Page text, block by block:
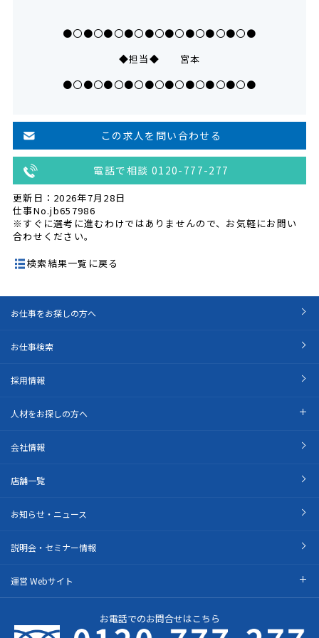
●〇●〇●〇●〇●〇●〇●〇●〇●〇●
◆担当◆ 宮本
●〇●〇●〇●〇●〇●〇●〇●〇●〇●
この求人を問い合わせる
電話で相談 0120-777-277
更新日：2026年7月28日
仕事No.jb657986
※すぐに選考に進むわけではありませんので、お気軽にお問い
合わせください。
検索結果一覧に戻る
お仕事をお探しの方へ
お仕事検索
採用情報
人材をお探しの方へ
会社情報
店舗一覧
お知らせ・ニュース
説明会・セミナー情報
運営 Webサイト
お電話でのお問合せはこちら